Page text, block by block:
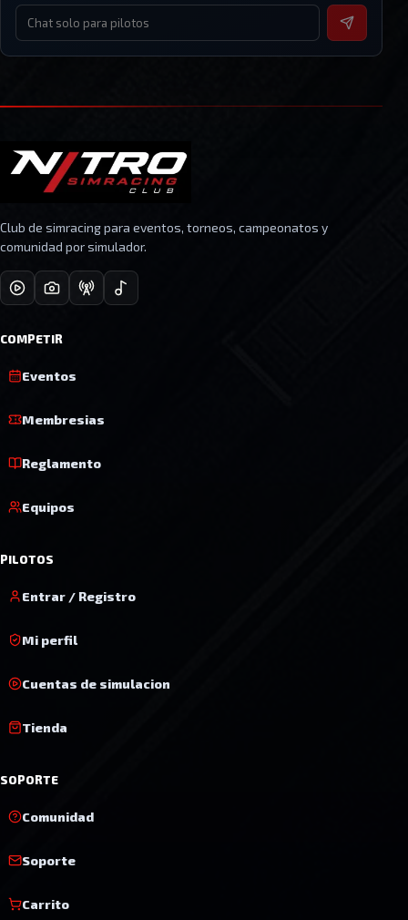
Club de simracing para eventos, torneos, campeonatos y
comunidad por simulador.
COMPETIR
Eventos
Membresias
Reglamento
Equipos
PILOTOS
Entrar / Registro
Mi perfil
Cuentas de simulacion
Tienda
SOPORTE
Comunidad
Soporte
Carrito